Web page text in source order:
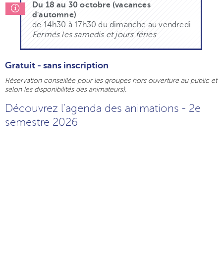
Du 18 au 30 octobre (vacances
d'automne)
de 14h30 à 17h30 du dimanche au vendredi
Fermés les samedis et jours féries
Gratuit - sans inscription
Réservation conseillée pour les groupes hors ouverture au public et
selon les disponibilités des animateurs).
Découvrez l'agenda des animations - 2e
semestre 2026